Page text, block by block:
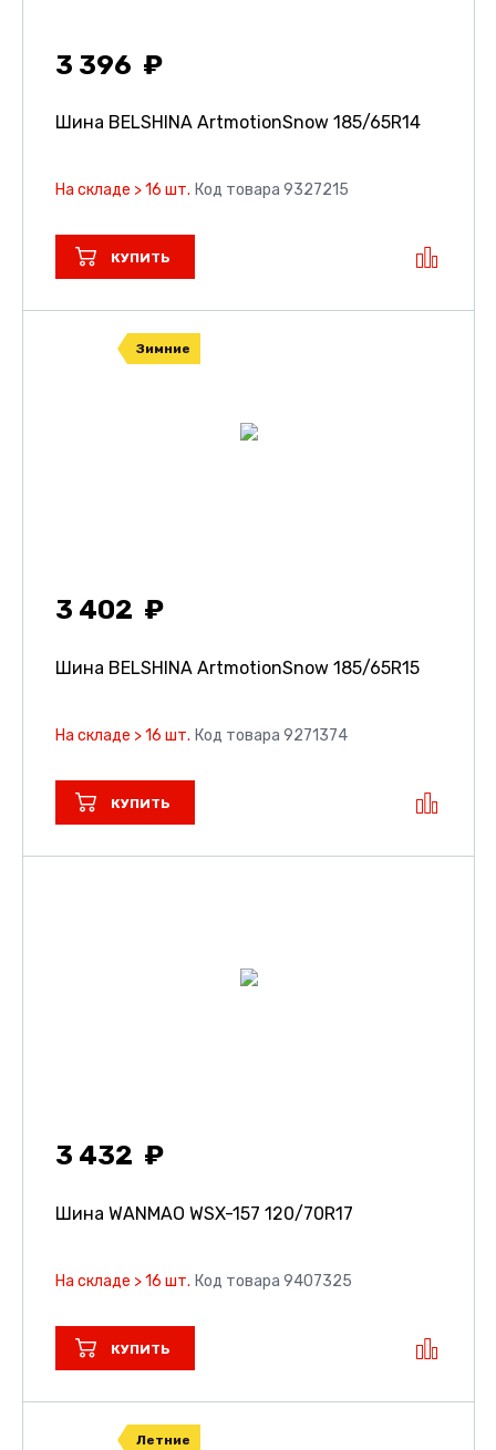
3 396
Шина BELSHINA ArtmotionSnow 185/65R14
На складе > 16 шт. Код товара 9327215
КУПИТЬ
Зимние
3 402
Шина BELSHINA ArtmotionSnow 185/65R15
На складе > 16 шт. Код товара 9271374
КУПИТЬ
3 432
Шина WANMAO WSX-157 120/70R17
На складе > 16 шт. Код товара 9407325
КУПИТЬ
Летние